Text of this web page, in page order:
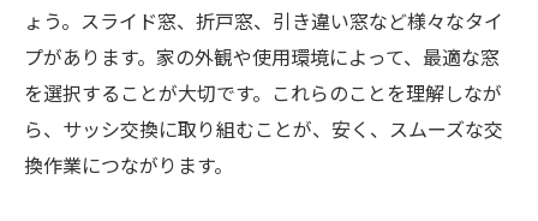
ょう。スライド窓、折戸窓、引き違い窓など様々なタイ
プがあります。家の外観や使用環境によって、最適な窓
を選択することが大切です。これらのことを理解しなが
ら、サッシ交換に取り組むことが、安く、スムーズな交
換作業につながります。